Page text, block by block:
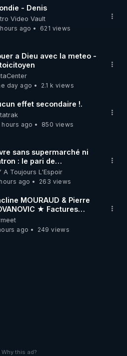
de méditation et
www.envol.app/code
- Denis
Video Vault
hours ago
621 views
a Dieu avec la meteo -
day ago
2.1 k views
effet secondaire !.
hours ago
850 views
sans supermarché ni
: le pari de
A Toujours L'Espoir
hours ago
263 views
MOURAUD & Pierre
★ Factures
: Où Est Passé Le
?
ago
249 views
Why this ad?